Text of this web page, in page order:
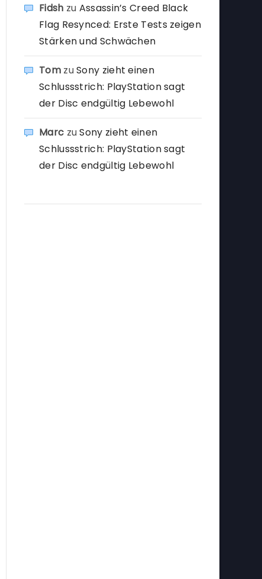
Fidsh zu Assassin’s Creed Black
Flag Resynced: Erste Tests zeigen
Stärken und Schwächen
TomzuSony zieht einen
Schlussstrich: PlayStation sagt
der Disc endgültig Lebewohl
Marc zuSony zieht einen
Schlussstrich: PlayStation sagt
der Disc endgültig Lebewohl